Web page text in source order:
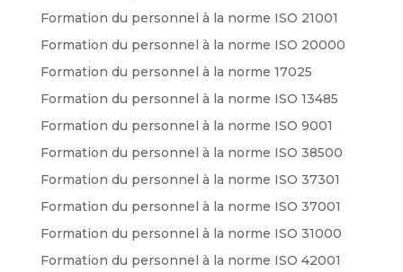
Formation du personnel à la norme ISO 21001
Formation du personnel à la norme ISO 20000
Formation du personnel à la norme 17025
Formation du personnel à la norme ISO 13485
Formation du personnel à la norme ISO 9001
Formation du personnel à la norme ISO 38500
Formation du personnel à la norme ISO 37301
Formation du personnel à la norme ISO 37001
Formation du personnel à la norme ISO 31000
Formation du personnel à la norme ISO 42001